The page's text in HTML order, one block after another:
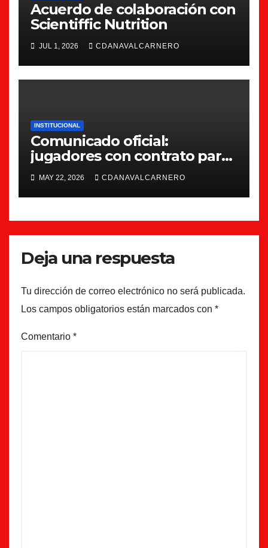
Acuerdo de colaboración con
Scientiffic Nutrition
JUL 1, 2026 CDANAVALCARNERO
INSTITUCIONAL
Comunicado oficial:
jugadores con contrato para
la 26/27
MAY 22, 2026 CDANAVALCARNERO
Deja una respuesta
Tu dirección de correo electrónico no será publicada.
Los campos obligatorios están marcados con *
Comentario *